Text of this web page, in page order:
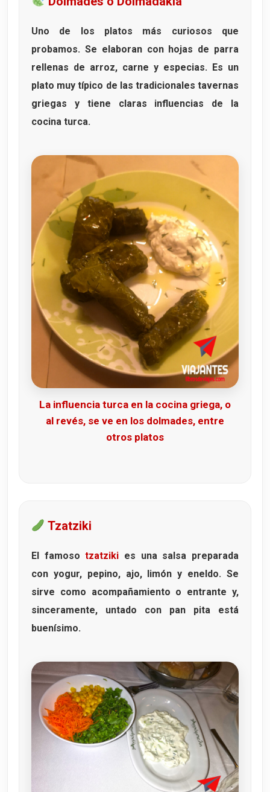
Uno de los platos más curiosos que
probamos. Se elaboran con hojas de parra
rellenas de arroz, carne y especias. Es un
plato muy típico de las tradicionales tavernas
griegas y tiene claras influencias de la
cocina turca.
La influencia turca en la cocina griega, o
al revés, se ve en los dolmades, entre
otros platos
Tzatziki
El famosotzatziki es una salsa preparada
con yogur, pepino, ajo, limón y eneldo. Se
sirve como acompañamiento o entrante y,
sinceramente, untado con pan pita está
buenísimo.